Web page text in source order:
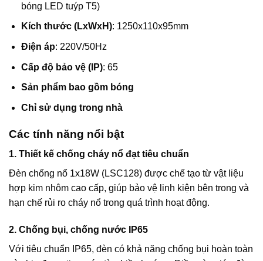
bóng LED tuýp T5)
Kích thước (LxWxH): 1250x110x95mm
Điện áp: 220V/50Hz
Cấp độ bảo vệ (IP): 65
Sản phẩm bao gồm bóng
Chỉ sử dụng trong nhà
Các tính năng nổi bật
1. Thiết kế chống cháy nổ đạt tiêu chuẩn
Đèn chống nổ 1x18W (LSC128) được chế tạo từ vật liệu
hợp kim nhôm cao cấp, giúp bảo vệ linh kiện bên trong và
hạn chế rủi ro cháy nổ trong quá trình hoạt động.
2. Chống bụi, chống nước IP65
Với tiêu chuẩn IP65, đèn có khả năng chống bụi hoàn toàn